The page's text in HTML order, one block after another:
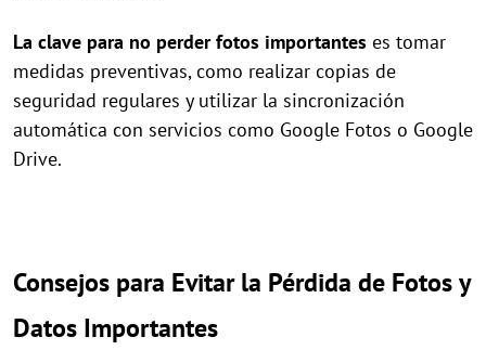
La clave para no perder fotos importantes es tomar
medidas preventivas, como realizar copias de
seguridad regulares y utilizar la sincronización
automática con servicios como Google Fotos o Google
Drive.
Consejos para Evitar la Pérdida de Fotos y
Datos Importantes